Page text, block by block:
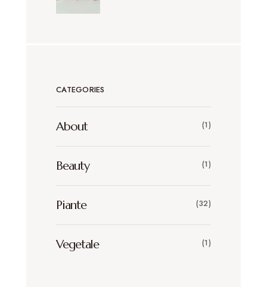
CATEGORIES
About (1)
Beauty (1)
Piante (32)
Vegetale (1)